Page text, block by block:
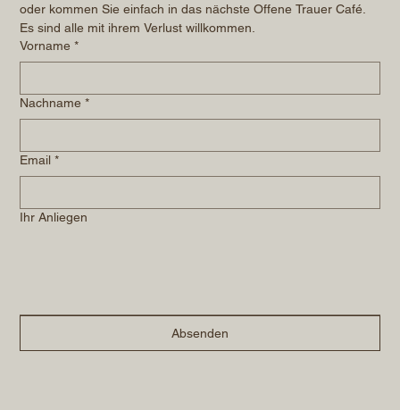
oder kommen Sie einfach in das nächste Offene Trauer Café.
Es sind alle mit ihrem Verlust willkommen.
Vorname *
Nachname *
Email *
Ihr Anliegen
Absenden